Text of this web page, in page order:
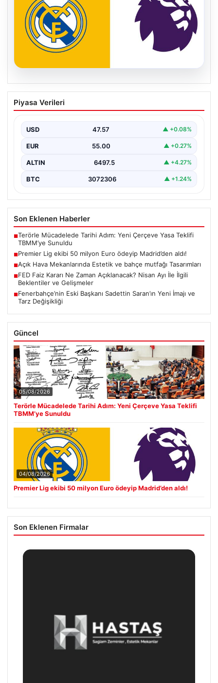
Premier Lig ekibi 50 milyon Euro ödeyip
Madrid’den aldı!
Piyasa Verileri
USD 47.57 ▲ +0.08%
EUR 55.00 ▲ +0.27%
ALTIN 6497.5 ▲ +4.27%
BTC 3072306 ▲ +1.24%
Son Eklenen Haberler
■Terörle Mücadelede Tarihi Adım: Yeni Çerçeve Yasa Teklifi
TBMM’ye Sunuldu
■Premier Lig ekibi 50 milyon Euro ödeyip Madrid’den aldı!
■Açık Hava Mekanlarında Estetik ve bahçe mutfağı Tasarımları
■FED Faiz Kararı Ne Zaman Açıklanacak? Nisan Ayı İle İlgili
Beklentiler ve Gelişmeler
■Fenerbahçe’nin Eski Başkanı Sadettin Saran’ın Yeni İmajı ve
Tarz Değişikliği
Güncel
05/08/2026
Terörle Mücadelede Tarihi Adım: Yeni Çerçeve Yasa Teklifi
TBMM’ye Sunuldu
04/08/2026
Premier Lig ekibi 50 milyon Euro ödeyip Madrid’den aldı!
Son Eklenen Firmalar